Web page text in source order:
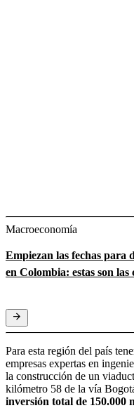
Macroeconomía
Empiezan las fechas para
en Colombia: estas son
Para esta región del país
empresas expertas en
la construcción de un
kilómetro 58 de la vía
inversión total de 150.000